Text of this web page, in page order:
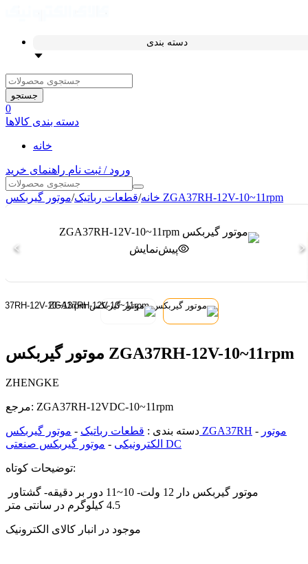
دسته بندی
جستجو
0
دسته بندی کالاها
خانه
ورود / ثبت نام راهنمای خرید
خانه/قطعات رباتیک/ موتور گیربکس ZGA37RH-12V-10~11rpm
پیش‌نمایش
موتور گیربکس ZGA37RH-12V-10~11rpm
ZHENGKE
مرجع: ZGA37RH-12VDC-10~11rpm
دسته بندی : قطعات رباتیک - موتور گیربکس ZGA37RH - موتور
الکترونیکی - موتور گیربکس صنعتی DC
توضیحات کوتاه:
موتور گیربکس دار 12 ولت- 10~11 دور بر دقیقه- گشتاور
4.5 کیلوگرم در سانتی متر
موجود در انبار کالای الکترونیک